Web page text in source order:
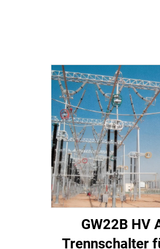
GW22B HV
Trennschalter